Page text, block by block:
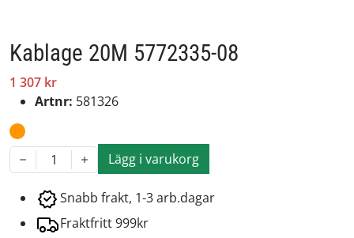
Kablage 20M 5772335-08
1 307 kr
Artnr: 581326
1 Lägg i varukorg
Snabb frakt, 1-3 arb.dagar
Fraktfritt 999kr